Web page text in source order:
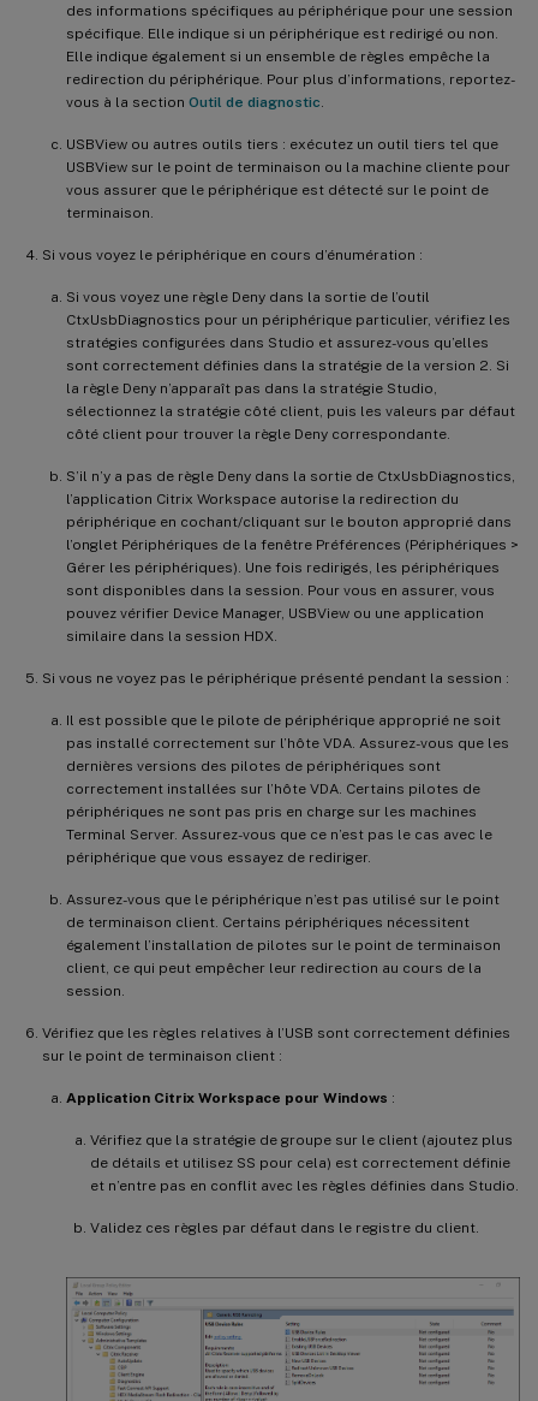
des informations spécifiques au périphérique pour une session
spécifique. Elle indique si un périphérique est redirigé ou non.
Elle indique également si un ensemble de règles empêche la
redirection du périphérique. Pour plus d’informations, reportez-
vous à la section Outil de diagnostic
USBView ou autres outils tiers : exécutez un outil tiers tel que
USBView sur le point de terminaison ou la machine cliente pour
vous assurer que le périphérique est détecté sur le point de
terminaison.
Si vous voyez le périphérique en cours d’énumération :
Si vous voyez une règle Deny dans la sortie de l’outil
CtxUsbDiagnostics pour un périphérique particulier, vérifiez les
stratégies configurées dans Studio et assurez-vous qu’elles
sont correctement définies dans la stratégie de la version 2. Si
la règle Deny n’apparaît pas dans la stratégie Studio,
sélectionnez la stratégie côté client, puis les valeurs par défaut
côté client pour trouver la règle Deny correspondante.
S’il n’y a pas de règle Deny dans la sortie de CtxUsbDiagnostics,
l’application Citrix Workspace autorise la redirection du
périphérique en cochant/cliquant sur le bouton approprié dans
l’onglet Périphériques de la fenêtre Préférences (Périphériques >
Gérer les périphériques). Une fois redirigés, les périphériques
sont disponibles dans la session. Pour vous en assurer, vous
pouvez vérifier Device Manager, USBView ou une application
similaire dans la session HDX.
Si vous ne voyez pas le périphérique présenté pendant la session :
Il est possible que le pilote de périphérique approprié ne soit
pas installé correctement sur l’hôte VDA. Assurez-vous que les
dernières versions des pilotes de périphériques sont
correctement installées sur l’hôte VDA. Certains pilotes de
périphériques ne sont pas pris en charge sur les machines
Terminal Server. Assurez-vous que ce n’est pas le cas avec le
périphérique que vous essayez de rediriger.
Assurez-vous que le périphérique n’est pas utilisé sur le point
de terminaison client. Certains périphériques nécessitent
également l’installation de pilotes sur le point de terminaison
client, ce qui peut empêcher leur redirection au cours de la
session.
Vérifiez que les règles relatives à l’USB sont correctement définies
sur le point de terminaison client :
Application Citrix Workspace pour Windows :
Vérifiez que la stratégie de groupe sur le client (ajoutez plus
de détails et utilisez SS pour cela) est correctement définie
et n’entre pas en conflit avec les règles définies dans Studio.
Validez ces règles par défaut dans le registre du client.